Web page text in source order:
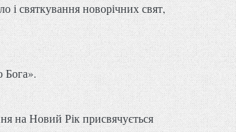
святкування новорічних свят,
Бога».
на Новий Рік присвячується